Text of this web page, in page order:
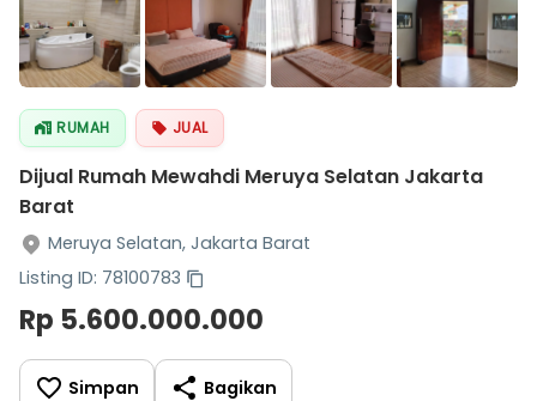
RUMAH JUAL
Dijual Rumah Mewahdi Meruya Selatan Jakarta
Barat
Meruya Selatan, Jakarta Barat
Listing ID: 78100783
Rp 5.600.000.000
Simpan Bagikan